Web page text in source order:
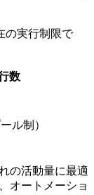
の実行制限で
数
ル制）
の活動量に最適
オートメーショ